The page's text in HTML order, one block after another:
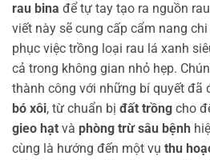
rau bina để tự tay tạo ra nguồn
viết này sẽ cung cấp cẩm nang
phục việc trồng loại rau lá xanh
cả trong không gian nhỏ hẹp.
thành công với những bí quyết đã
bó xôi, từ chuẩn bị đất trồng cho
gieo hạt và phòng trừ sâu bệnh
cùng là hướng đến một vụ thu